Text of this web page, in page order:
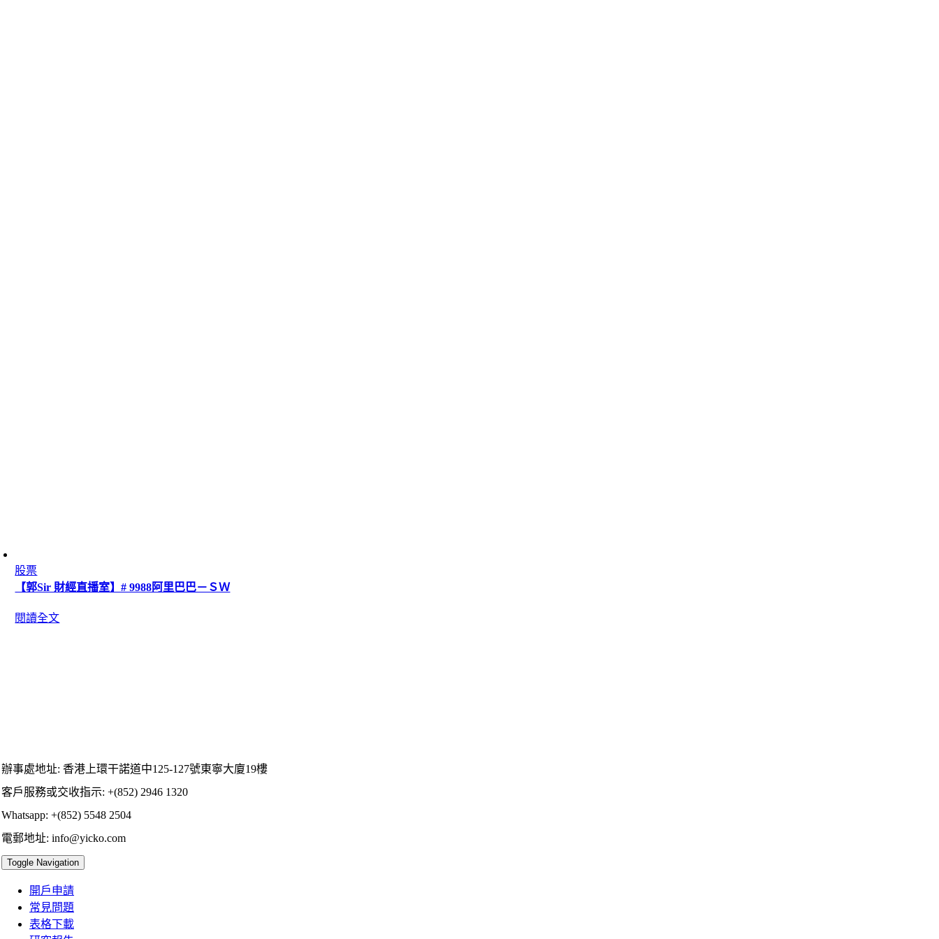
股票
【郭Sir 財經直播室】# 9988阿里巴巴－ＳＷ
閱讀全文
辦事處地址: 香港上環干諾道中125-127號東寧大廈19樓
客戶服務或交收指示: +(852) 2946 1320
Whatsapp: +(852) 5548 2504
電郵地址: info@yicko.com
Toggle Navigation
開戶申請
常見問題
表格下載